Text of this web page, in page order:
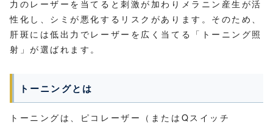
力のレーザーを当てると刺激が加わりメラニン産生が活
性化し、シミが悪化するリスクがあります。そのため、
肝斑には低出力でレーザーを広く当てる「トーニング照
射」が選ばれます。
トーニングとは
トーニングは、ピコレーザー（またはQスイッチ